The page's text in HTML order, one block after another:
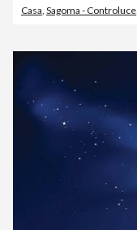
Casa Sagoma - Controluce